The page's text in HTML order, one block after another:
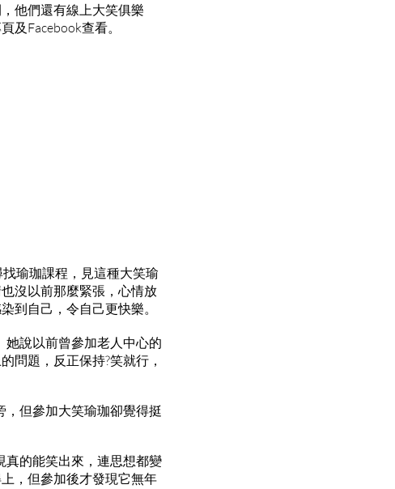
他們還有線上大笑俱樂
及Facebook查看。
瑜珈課程，見這種大笑瑜
沒以前那麼緊張，心情放
到自己，令自己更快樂。
她說以前曾參加老人中心的
問題，反正保持?笑就行，
，但參加大笑瑜珈卻覺得挺
真的能笑出來，連思想都變
，但參加後才發現它無年